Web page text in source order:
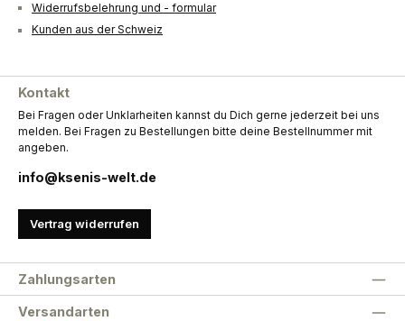
Widerrufsbelehrung und - formular
Kunden aus der Schweiz
Kontakt
Bei Fragen oder Unklarheiten kannst du Dich gerne jederzeit bei uns
melden. Bei Fragen zu Bestellungen bitte deine Bestellnummer mit
angeben.
info@ksenis-welt.de
Vertrag widerrufen
Zahlungsarten
Versandarten